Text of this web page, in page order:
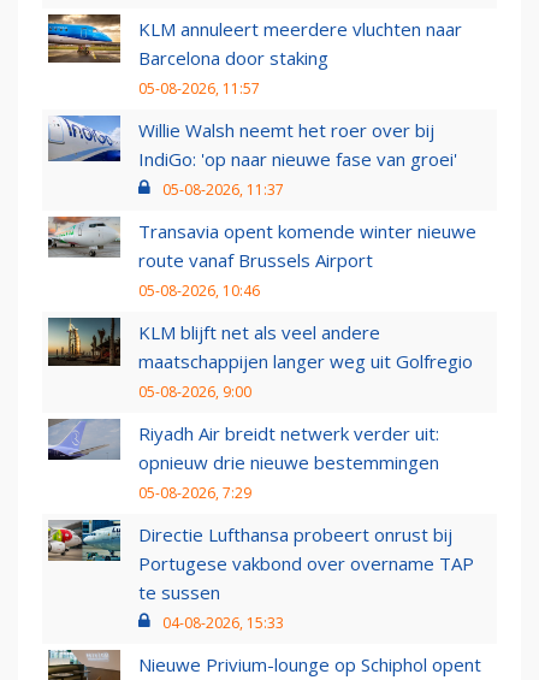
KLM annuleert meerdere vluchten naar
Barcelona door staking
05-08-2026, 11:57
Willie Walsh neemt het roer over bij
IndiGo: 'op naar nieuwe fase van groei'
05-08-2026, 11:37
Transavia opent komende winter nieuwe
route vanaf Brussels Airport
05-08-2026, 10:46
KLM blijft net als veel andere
maatschappijen langer weg uit Golfregio
05-08-2026, 9:00
Riyadh Air breidt netwerk verder uit:
opnieuw drie nieuwe bestemmingen
05-08-2026, 7:29
Directie Lufthansa probeert onrust bij
Portugese vakbond over overname TAP
te sussen
04-08-2026, 15:33
Nieuwe Privium-lounge op Schiphol opent